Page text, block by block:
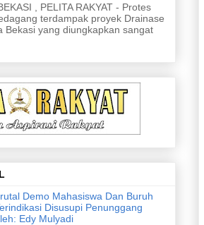
, PELITA RAKYAT - Protes
terdampak proyek Drainase
Bekasi yang diungkapkan sangat
Demo Mahasiswa Dan Buruh
Disusupi Penunggang
Edy Mulyadi